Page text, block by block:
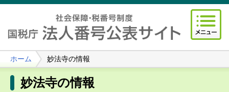
ホーム 妙法寺の情報
妙法寺の情報